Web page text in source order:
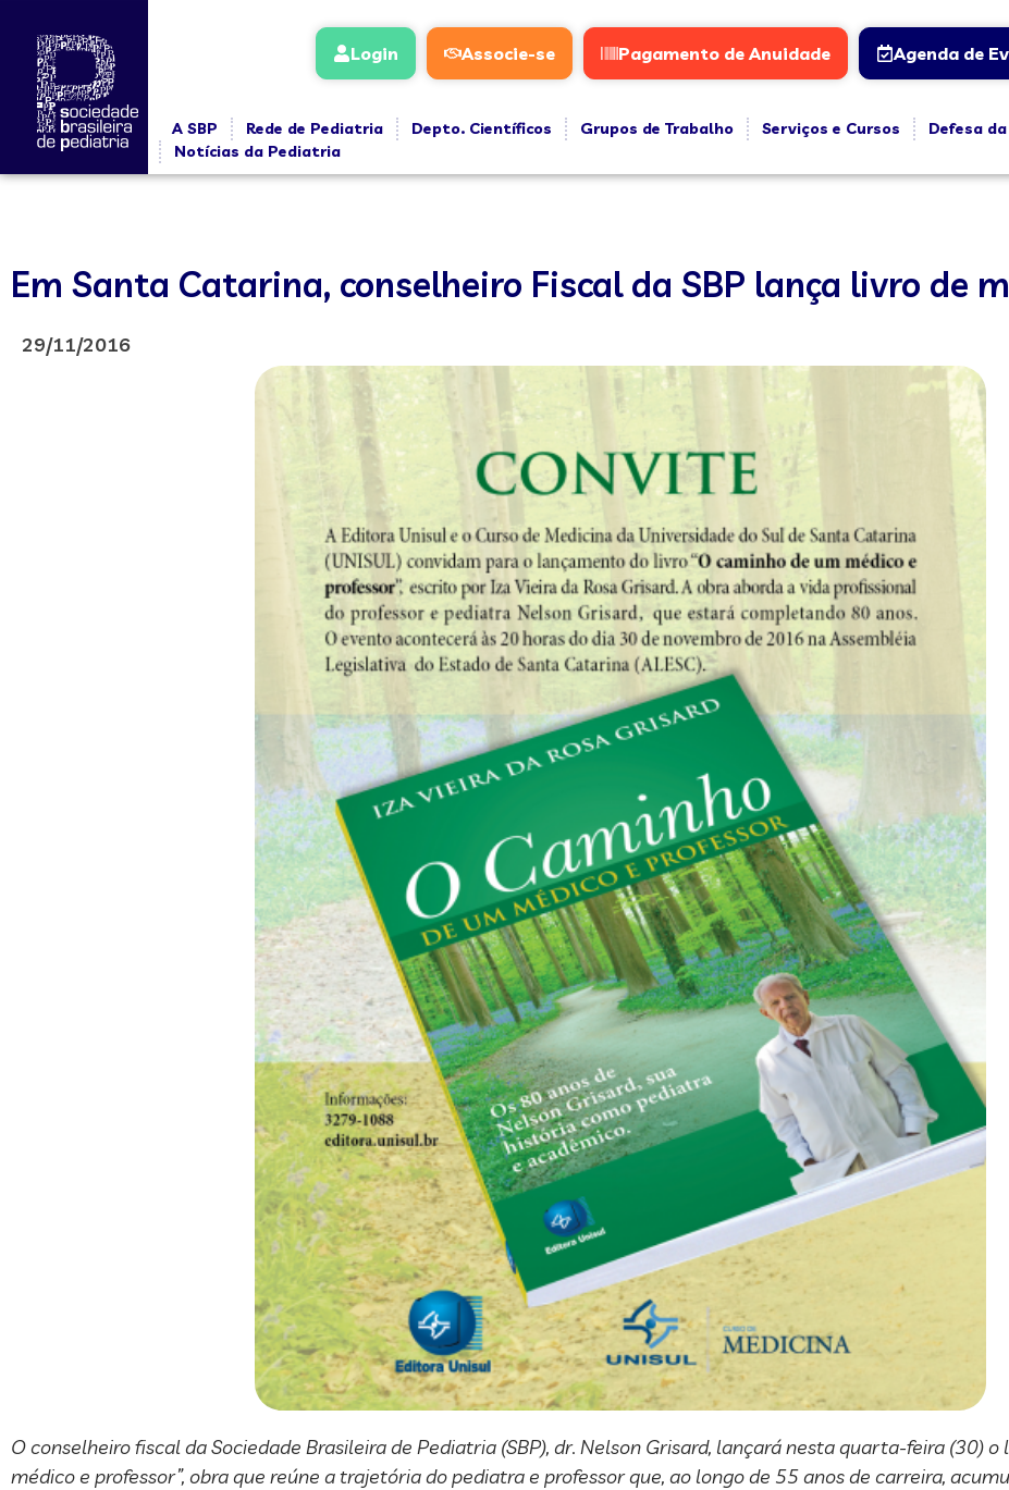
Login Associe-se Pagamento de Anuidade Agenda de
A SBP Rede de Pediatria Depto. Científicos Grupos de Trabalho Serviços e Cursos
Defesa
Notícias da Pediatria
Em Santa Catarina, conselheiro Fiscal da SBP lança livro de
29/11/2016
O conselheiro fiscal da Sociedade Brasileira de Pediatria (SBP), dr. Nelson Grisard, lançará nesta quarta-feira (30) o
médico e professor”, obra que reúne a trajetória do pediatra e professor que, ao longo de 55 anos de carreira,